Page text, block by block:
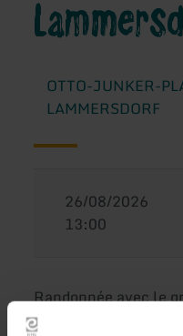
OTTO-JUNKER-
LAMMERSDORF
26/08/2026
13:00
Randonnée avec le
de l'Association de